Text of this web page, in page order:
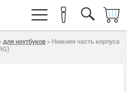
для ноутбуков » Нижняя часть корпуса